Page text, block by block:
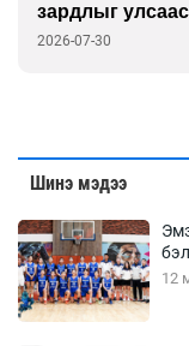
зардлыг
2026-07-30
Шинэ мэдээ
12